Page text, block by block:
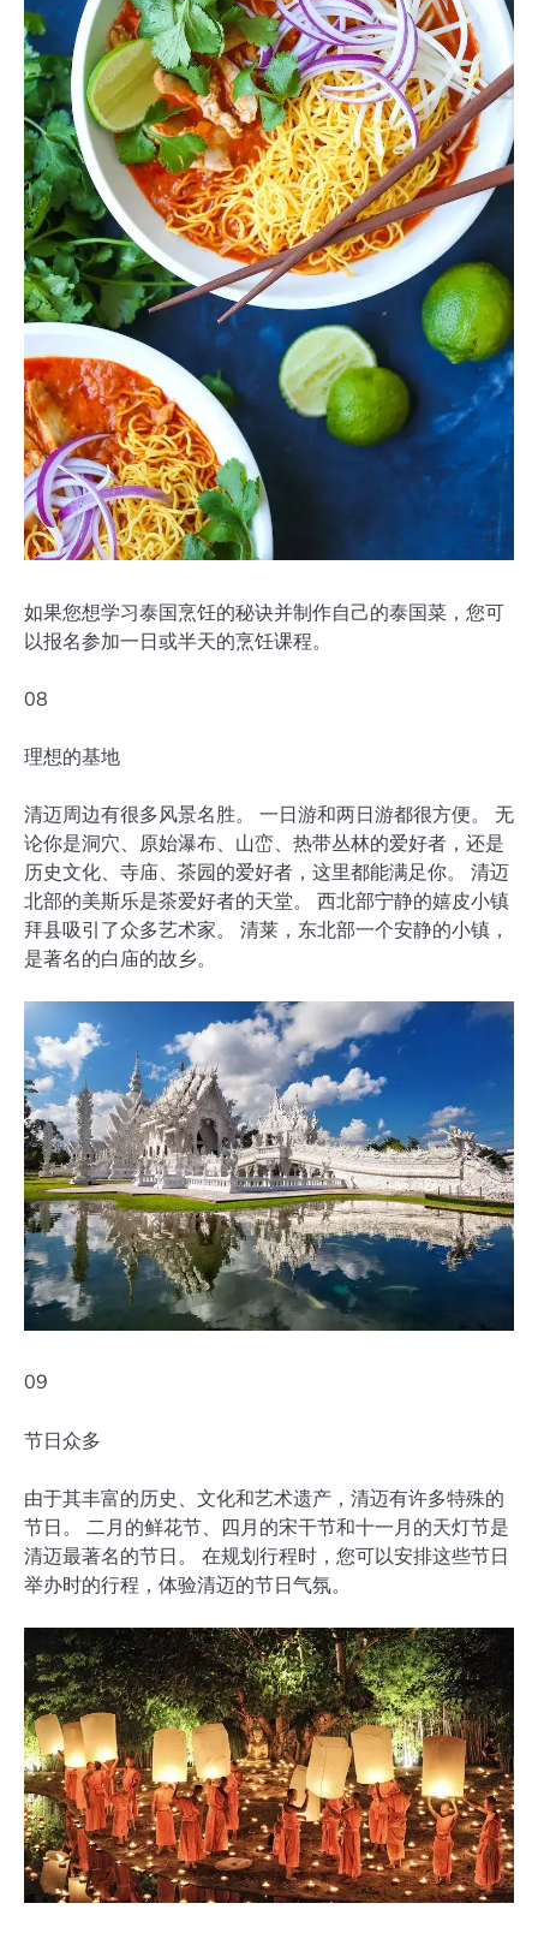
如果您想学习泰国烹饪的秘诀并制作自己的泰国菜，您可
以报名参加一日或半天的烹饪课程。
08
理想的基地
清迈周边有很多风景名胜。 一日游和两日游都很方便。 无
论你是洞穴、原始瀑布、山峦、热带丛林的爱好者，还是
历史文化、寺庙、茶园的爱好者，这里都能满足你。 清迈
北部的美斯乐是茶爱好者的天堂。 西北部宁静的嬉皮小镇
拜县吸引了众多艺术家。 清莱，东北部一个安静的小镇，
是著名的白庙的故乡。
09
节日众多
由于其丰富的历史、文化和艺术遗产，清迈有许多特殊的
节日。 二月的鲜花节、四月的宋干节和十一月的天灯节是
清迈最著名的节日。 在规划行程时，您可以安排这些节日
举办时的行程，体验清迈的节日气氛。